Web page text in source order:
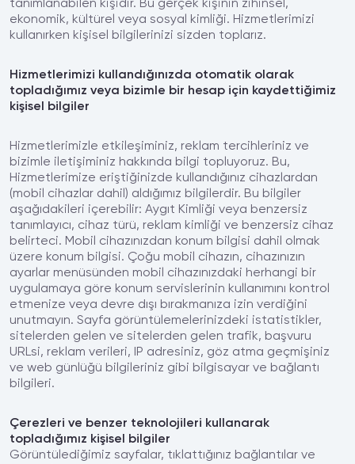
tanımlanabilen kişidir. Bu gerçek kişinin zihinsel,
ekonomik, kültürel veya sosyal kimliği. Hizmetlerimizi
kullanırken kişisel bilgilerinizi sizden toplarız.
Hizmetlerimizi kullandığınızda otomatik olarak
topladığımız veya bizimle bir hesap için kaydettiğimiz
kişisel bilgiler
Hizmetlerimizle etkileşiminiz, reklam tercihleriniz ve
bizimle iletişiminiz hakkında bilgi topluyoruz. Bu,
Hizmetlerimize eriştiğinizde kullandığınız cihazlardan
(mobil cihazlar dahil) aldığımız bilgilerdir. Bu bilgiler
aşağıdakileri içerebilir: Aygıt Kimliği veya benzersiz
tanımlayıcı, cihaz türü, reklam kimliği ve benzersiz cihaz
belirteci. Mobil cihazınızdan konum bilgisi dahil olmak
üzere konum bilgisi. Çoğu mobil cihazın, cihazınızın
ayarlar menüsünden mobil cihazınızdaki herhangi bir
uygulamaya göre konum servislerinin kullanımını kontrol
etmenize veya devre dışı bırakmanıza izin verdiğini
unutmayın. Sayfa görüntülemelerinizdeki istatistikler,
sitelerden gelen ve sitelerden gelen trafik, başvuru
URLsi, reklam verileri, IP adresiniz, göz atma geçmişiniz
ve web günlüğü bilgileriniz gibi bilgisayar ve bağlantı
bilgileri.
Çerezleri ve benzer teknolojileri kullanarak
topladığımız kişisel bilgiler
Görüntülediğimiz sayfalar, tıklattığınız bağlantılar ve